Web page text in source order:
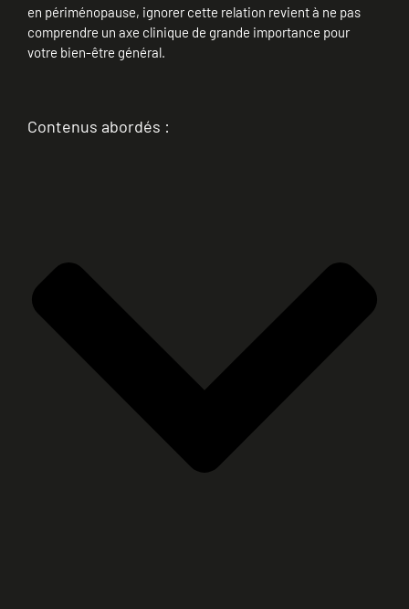
en périménopause, ignorer cette relation revient à ne pas
comprendre un axe clinique de grande importance pour
votre bien-être général.
Contenus abordés :